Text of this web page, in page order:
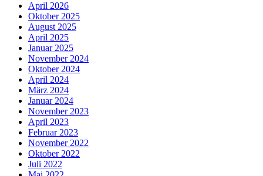
April 2026
Oktober 2025
August 2025
April 2025
Januar 2025
November 2024
Oktober 2024
April 2024
März 2024
Januar 2024
November 2023
April 2023
Februar 2023
November 2022
Oktober 2022
Juli 2022